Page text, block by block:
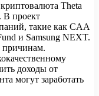
Theta
В проект
такие как CAA
и Samsung NEXT.
причинам.
доходы от
могут заработать